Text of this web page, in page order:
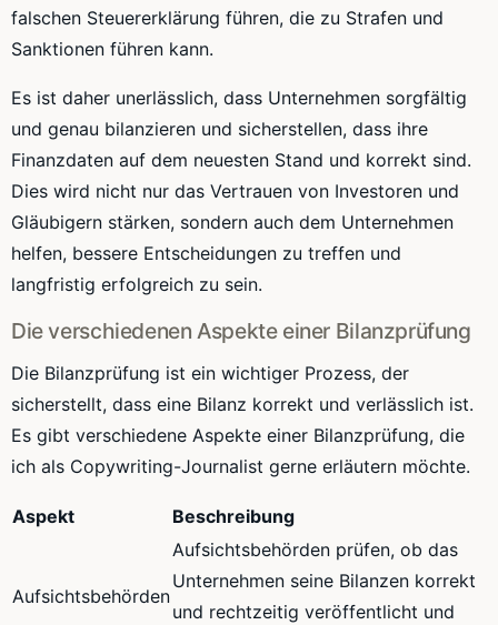
falschen Steuererklärung führen, die zu Strafen und
Sanktionen führen kann.
Es ist daher unerlässlich, dass Unternehmen sorgfältig
und genau bilanzieren und sicherstellen, dass ihre
Finanzdaten auf dem neuesten Stand und korrekt sind.
Dies wird nicht nur das Vertrauen von Investoren und
Gläubigern stärken, sondern auch dem Unternehmen
helfen, bessere Entscheidungen zu treffen und
langfristig erfolgreich zu sein.
Die verschiedenen Aspekte einer Bilanzprüfung
Die Bilanzprüfung ist ein wichtiger Prozess, der
sicherstellt, dass eine Bilanz korrekt und verlässlich ist.
Es gibt verschiedene Aspekte einer Bilanzprüfung, die
ich als Copywriting-Journalist gerne erläutern möchte.
Aspekt Beschreibung
Aufsichtsbehörden
Aufsichtsbehörden prüfen, ob das
Unternehmen seine Bilanzen korrekt
und rechtzeitig veröffentlicht und